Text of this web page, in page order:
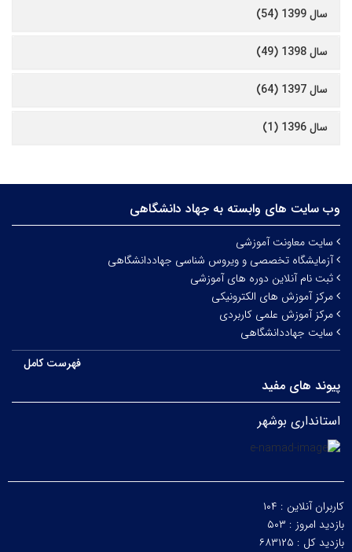
سال 1399 (54)
سال 1398 (49)
سال 1397 (64)
سال 1396 (1)
وب سایت های وابسته به جهاد دانشگاهی
سایت معاونت آموزشی
آزمایشگاه تخصصی و ویروس شناسی جهاددانشگاهی
ثبت نام آنلاین دوره های آموزشی
مرکز آموزش های الکترونیکی
مرکز آموزش علمی کاربردی
سایت جهاددانشگاهی
فهرست کامل
پیوند های مفید
استانداری بوشهر
کاربران آنلاین : ۱۰۴
بازدید امروز : ۵۰۳
بازدید کل : ۶۸۳۱۲۵